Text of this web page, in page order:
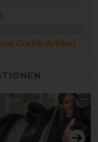
Gratis-Artikel